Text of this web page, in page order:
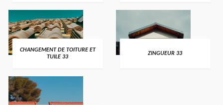
CHANGEMENT DE TOITURE ET
TUILE 33
ZINGUEUR 33